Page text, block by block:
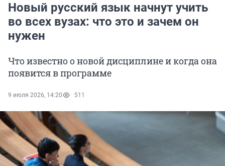
Новый русский язык начнут учить
во всех вузах: что это и зачем он
нужен
Что известно о новой дисциплине и когда она
появится в программе
9 июля 2026, 14:20 511